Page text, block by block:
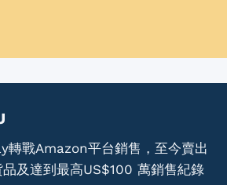
轉戰Amazon平台銷售，至今賣出
及達到最高US$100 萬銷售紀錄